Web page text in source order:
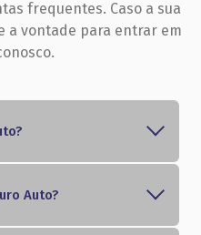
frequentes. Caso a sua
a vontade para entrar em
Auto?